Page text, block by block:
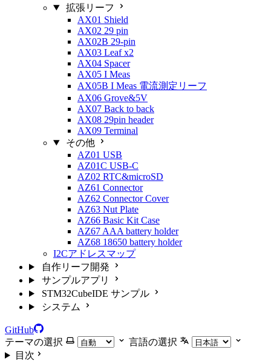
拡張リーフ
AX01 Shield
AX02 29 pin
AX02B 29-pin
AX03 Leaf x2
AX04 Spacer
AX05 I Meas
AX05B I Meas 電流測定リーフ
AX06 Grove&5V
AX07 Back to back
AX08 29pin header
AX09 Terminal
その他
AZ01 USB
AZ01C USB-C
AZ02 RTC&microSD
AZ61 Connector
AZ62 Connector Cover
AZ63 Nut Plate
AZ66 Basic Kit Case
AZ67 AAA battery holder
AZ68 18650 battery holder
I2Cアドレスマップ
自作リーフ開発
サンプルアプリ
STM32CubeIDE サンプル
システム
GitHub
テーマの選択
言語の選択
目次